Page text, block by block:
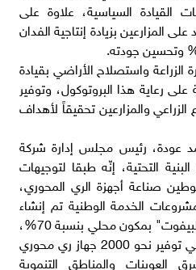
القيادة السياسية، علاوة على
المزارعين بزيادة إنتاجية الفدان
الزراعة واستصلاح الأراضي بقيادة
على رعاية هذا البروتوكول، وتوفير
والمزارعين تحقيقاً لأهداف
عودة، رئيس مجلس إدارة شركة
التحتية، إنّه طبقا لتوجيهات
صناعة أجهزة الري المحوري،
الخدمة الوطنية تم إنشاء
أول مصنع لإنتاج أجهزة الري"البيفوت" بمكون محلي بنسبة 70%،
وخلال عامين نجحت الشركة في توفير نحو 2000 جهاز ري محوري
العوينات والمناطق التنموية